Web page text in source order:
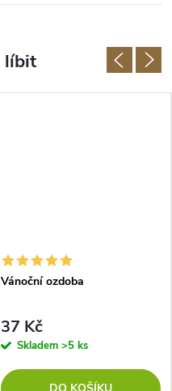
Vánoční ozdoba
37 Kč
Skladem >5 ks
DO KOŠÍKU